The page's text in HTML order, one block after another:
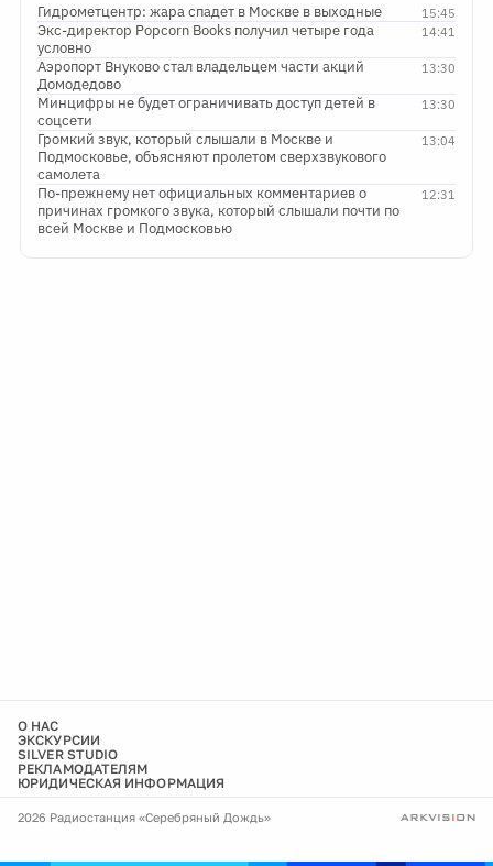
15:45
Гидрометцентр: жара спадет в Москве в выходные
14:41
Экс-директор Popcorn Books получил четыре года
условно
13:30
Аэропорт Внуково стал владельцем части акций
Домодедово
13:30
Минцифры не будет ограничивать доступ детей в
соцсети
13:04
Громкий звук, который слышали в Москве и
Подмосковье, объясняют пролетом сверхзвукового
самолета
12:31
По-прежнему нет официальных комментариев о
причинах громкого звука, который слышали почти по
всей Москве и Подмосковью
О НАС
ЭКСКУРСИИ
SILVER STUDIO
РЕКЛАМОДАТЕЛЯМ
ЮРИДИЧЕСКАЯ ИНФОРМАЦИЯ
2026 Радиостанция «Серебряный Дождь»